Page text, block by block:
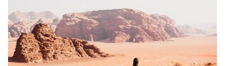
где их купить.